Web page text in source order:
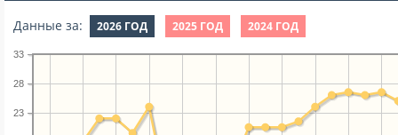
Данные за: 2026 ГОД 2025 ГОД 2024 ГОД
23
28
33